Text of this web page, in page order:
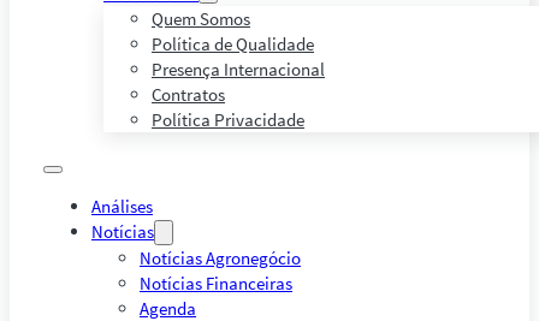
Quem Somos
Política de Qualidade
Presença Internacional
Contratos
Política Privacidade
Análises
Notícias
Notícias Agronegócio
Notícias Financeiras
Agenda